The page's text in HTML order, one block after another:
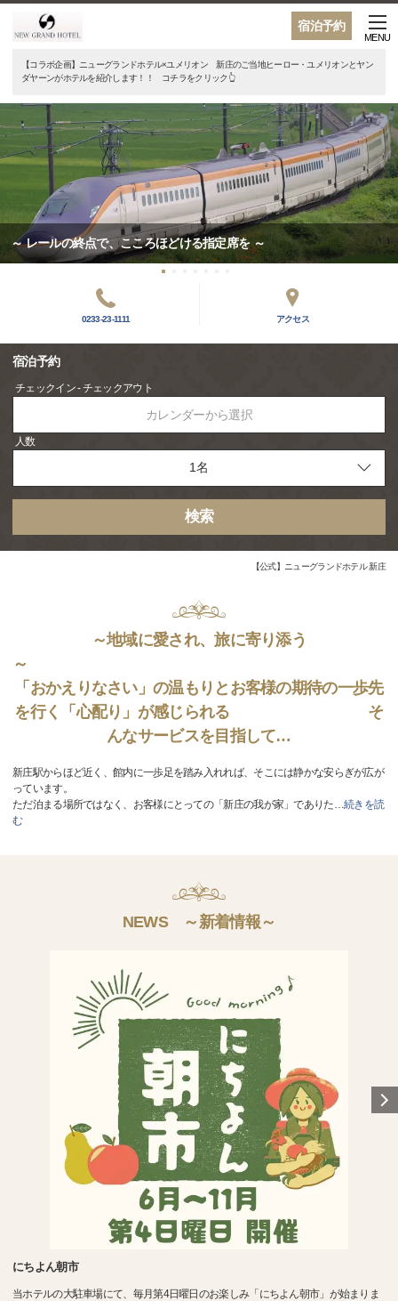
宿泊予約
MENU
【コラボ企画】ニューグランドホテル×ユメリオン 新庄のご当地ヒーロー・ユメリオンとヤン
ダヤーンがホテルを紹介します！！ コチラをクリック👆
～ レールの終点で、こころほどける指定席を ～
0233-23-1111 アクセス
宿泊予約
チェックイン - チェックアウト
カレンダーから選択
人数
検索
【公式】ニューグランドホテル 新庄
～地域に愛され、旅に寄り添う
「おかえりなさい」の温もりとお客様の期待の一歩先
を行く「心配り」が感じられる そ
んなサービスを目指して…
新庄駅からほど近く、館内に一歩足を踏み入れれば、そこには静かな安らぎが広が
っています。
ただ泊まる場所ではなく、お客様にとっての「新庄の我が家」でありた…続きを読
む
NEWS ～新着情報～
にちよん朝市
当ホテルの大駐車場にて、毎月第4日曜日のお楽しみ「にちよん朝市」が始まりま